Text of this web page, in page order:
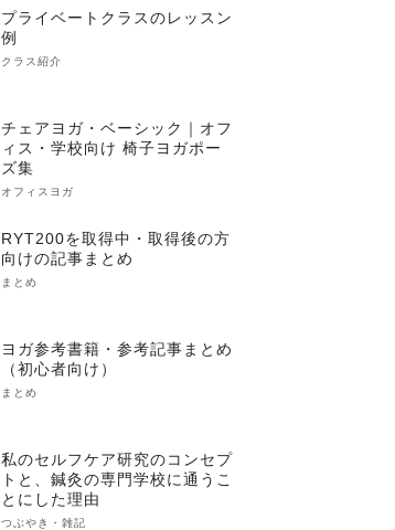
プライベートクラスのレッスン
例
クラス紹介
チェアヨガ・ベーシック｜オフ
ィス・学校向け 椅子ヨガポー
ズ集
オフィスヨガ
RYT200を取得中・取得後の方
向けの記事まとめ
まとめ
ヨガ参考書籍・参考記事まとめ
（初心者向け）
まとめ
私のセルフケア研究のコンセプ
トと、鍼灸の専門学校に通うこ
とにした理由
つぶやき・雑記